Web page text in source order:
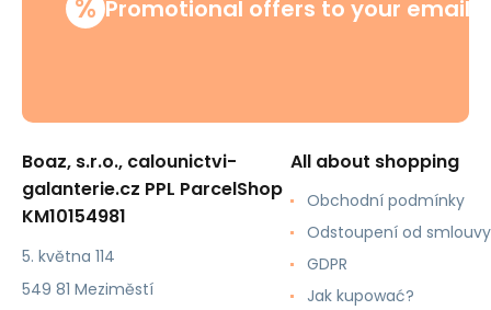
% Promotional offers to your email
Boaz, s.r.o., calounictvi-
galanterie.cz PPL ParcelShop
KM10154981
5. května 114
549 81 Meziměstí
All about shopping
Obchodní podmínky
Odstoupení od smlouvy
GDPR
Jak kupować?